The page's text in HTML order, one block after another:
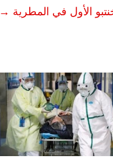
الأول في المطرية →